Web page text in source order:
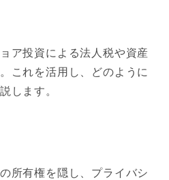
ア投資による法人税や資産
これを活用し、どのように
します。
所有権を隠し、プライバシ